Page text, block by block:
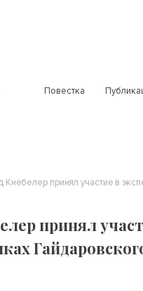
Повестка
принял участие в
принял